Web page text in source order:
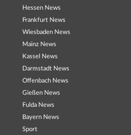
Hessen News
Frankfurt News
Wiesbaden News
Mainz News
Kassel News
Darmstadt News
Offenbach News
Gießen News
Fulda News
Bayern News
Sport